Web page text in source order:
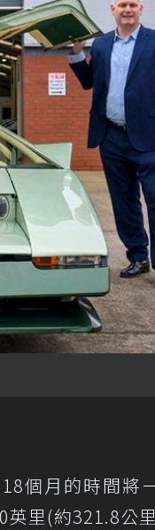
個月的時間將
英里(約321.8公